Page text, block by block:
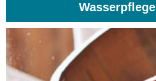
Wasserpflege